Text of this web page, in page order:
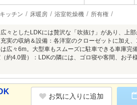
ッチン 床暖房 浴室乾燥機 所有権
々としたLDKには贅沢な「吹抜け」があり、上
実の収納＆設備：各洋室のクローゼットに加え
広々6m。大型車もスムーズに駐車できる車庫
約4.0畳）：LDKの隣には、ゴロ寝や客間、お子
お気に入りに追加